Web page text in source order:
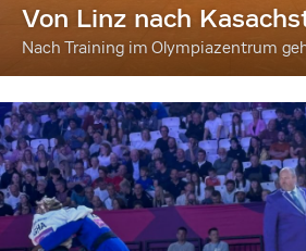
Von Linz nach
Nach Training im Olympiazentrum